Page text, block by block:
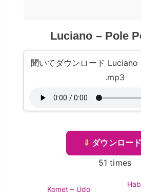
Luciano – Pole
聞いてダウンロード
.mp3
⇓ ダウンロード
51 times
Komet – Udo